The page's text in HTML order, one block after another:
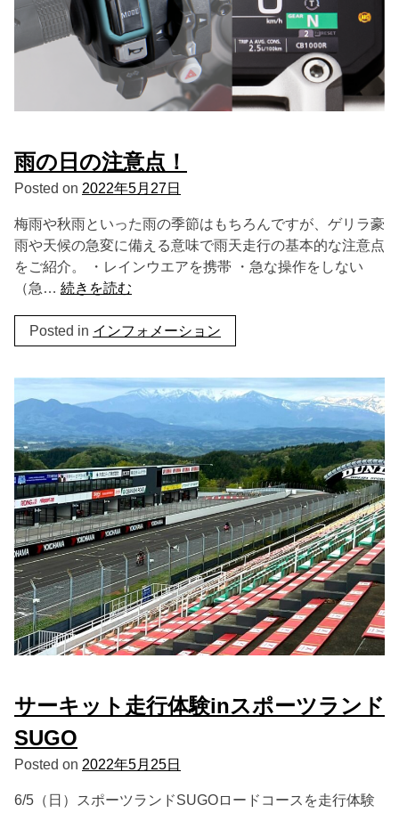
雨の日の注意点！
Posted on 2022年5月27日
梅雨や秋雨といった雨の季節はもちろんですが、ゲリラ豪
雨や天候の急変に備える意味で雨天走行の基本的な注意点
をご紹介。 ・レインウエアを携帯 ・急な操作をしない
（急… 続きを読む
Posted in インフォメーション
サーキット走行体験inスポーツランド
SUGO
Posted on 2022年5月25日
6/5（日）スポーツランドSUGOロードコースを走行体験